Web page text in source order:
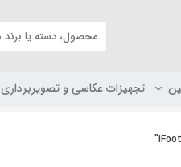
تجهیزات عکاسی و تصویربرداری